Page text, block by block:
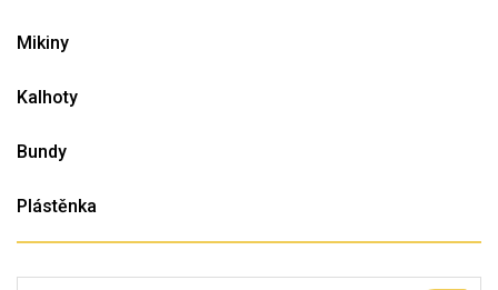
Mikiny
Kalhoty
Bundy
Plástěnka